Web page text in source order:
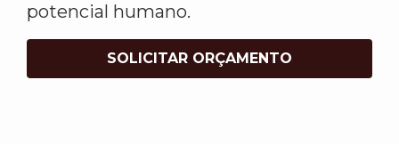
potencial humano.
SOLICITAR ORÇAMENTO